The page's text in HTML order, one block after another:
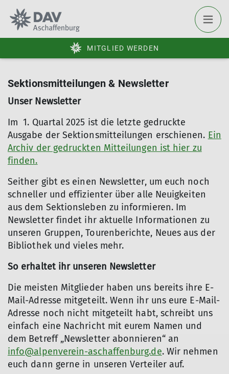
MITGLIED WERDEN
Sektionsmitteilungen & Newsletter
Unser Newsletter
Im 1. Quartal 2025 ist die letzte gedruckte
Ausgabe der Sektionsmitteilungen erschienen. Ein
Archiv der gedruckten Mitteilungen ist hier zu
finden.
Seither gibt es einen Newsletter, um euch noch
schneller und effizienter über alle Neuigkeiten
aus dem Sektionsleben zu informieren. Im
Newsletter findet ihr aktuelle Informationen zu
unseren Gruppen, Tourenberichte, Neues aus der
Bibliothek und vieles mehr.
So erhaltet ihr unseren Newsletter
Die meisten Mitglieder haben uns bereits ihre E-
Mail-Adresse mitgeteilt. Wenn ihr uns eure E-Mail-
Adresse noch nicht mitgeteilt habt, schreibt uns
einfach eine Nachricht mit eurem Namen und
dem Betreff „Newsletter abonnieren“ an
info@alpenverein-aschaffenburg.de. Wir nehmen
euch dann gerne in unseren Verteiler auf.